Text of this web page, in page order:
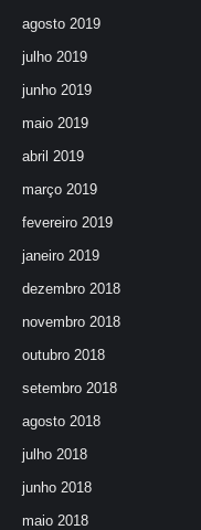
agosto 2019
julho 2019
junho 2019
maio 2019
abril 2019
março 2019
fevereiro 2019
janeiro 2019
dezembro 2018
novembro 2018
outubro 2018
setembro 2018
agosto 2018
julho 2018
junho 2018
maio 2018